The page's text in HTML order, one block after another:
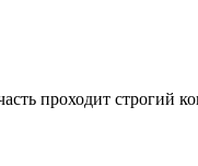
проходит строгий